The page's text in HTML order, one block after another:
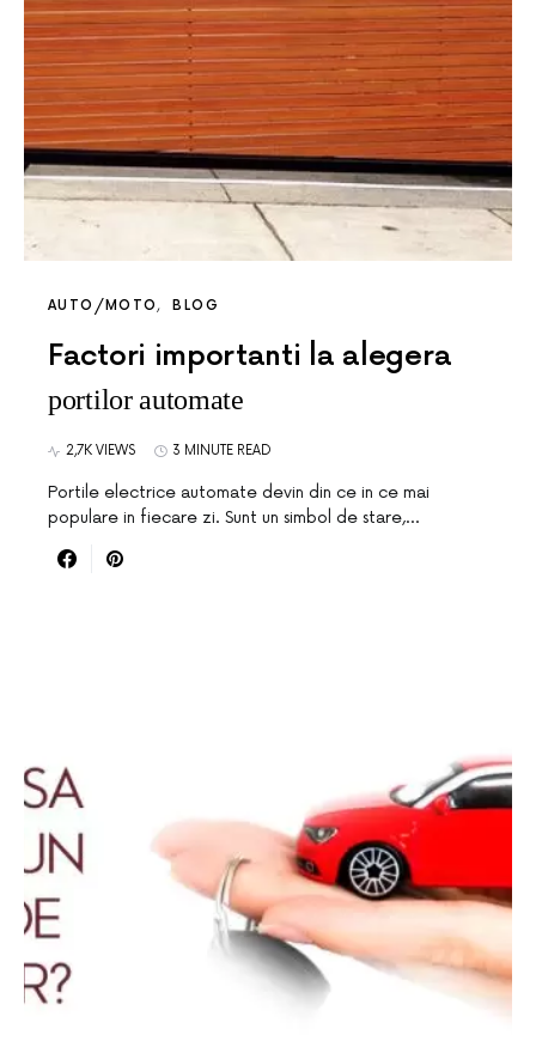
AUTO/MOTO BLOG
Factori importanti la alegera
portilor automate
2,7K VIEWS 3 MINUTE READ
Portile electrice automate devin din ce in ce mai
populare in fiecare zi. Sunt un simbol de stare,…